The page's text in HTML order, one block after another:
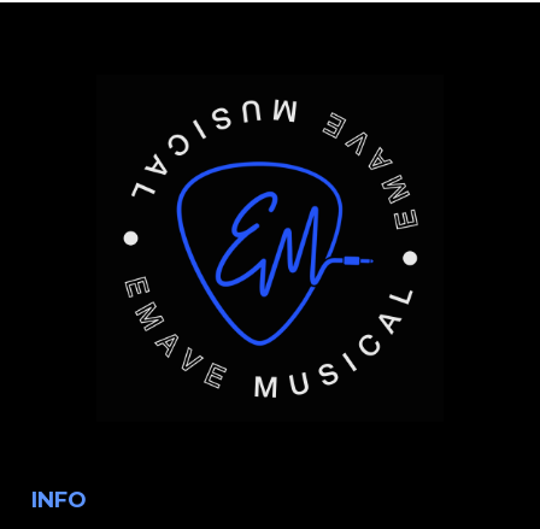
INFO